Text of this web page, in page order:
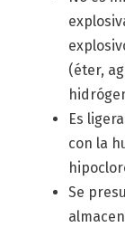
(éter,
Es
con la
Se